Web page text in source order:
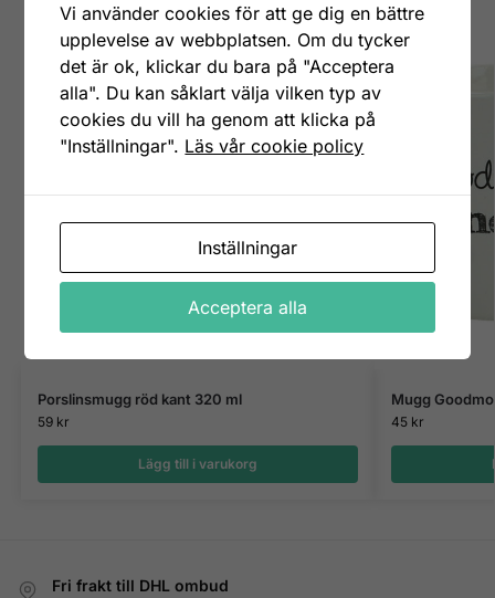
Porslinsmugg röd kant 320 ml
59 kr
Lägg till i varukorg
Mugg
45 kr
Fri frakt till DHL ombud
Vi använder cookies för att ge dig en bättre
upplevelse av webbplatsen. Om du tycker
det är ok, klickar du bara på "Acceptera
alla". Du kan såklart välja vilken typ av
cookies du vill ha genom att klicka på
"Inställningar". Läs vår cookie policy
Inställningar
Acceptera alla